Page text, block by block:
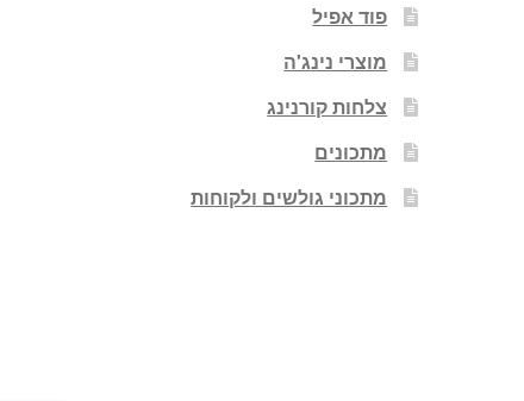
פוד אפיל
מוצרי נינג'ה
צלחות קורנינג
מתכונים
מתכוני גולשים ולקוחות